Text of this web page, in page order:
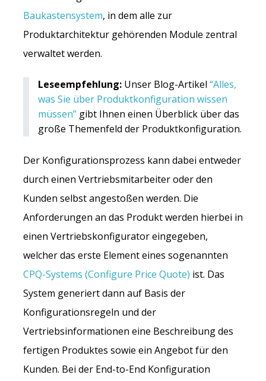
Baukastensystem, in dem alle zur
Produktarchitektur gehörenden Module zentral
verwaltet werden.
Leseempfehlung: Unser Blog-Artikel “Alles,
was Sie über Produktkonfiguration wissen
müssen” gibt Ihnen einen Überblick über das
große Themenfeld der Produktkonfiguration.
Der Konfigurationsprozess kann dabei entweder
durch einen Vertriebsmitarbeiter oder den
Kunden selbst angestoßen werden. Die
Anforderungen an das Produkt werden hierbei in
einen Vertriebskonfigurator eingegeben,
welcher das erste Element eines sogenannten
CPQ-Systems (Configure Price Quote) ist. Das
System generiert dann auf Basis der
Konfigurationsregeln und der
Vertriebsinformationen eine Beschreibung des
fertigen Produktes sowie ein Angebot für den
Kunden. Bei der End-to-End Konfiguration